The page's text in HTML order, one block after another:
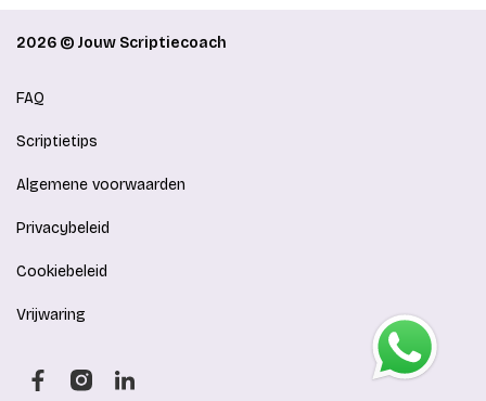
2026 © Jouw Scriptiecoach
FAQ
Scriptietips
Algemene voorwaarden
Privacybeleid
Cookiebeleid
Vrijwaring